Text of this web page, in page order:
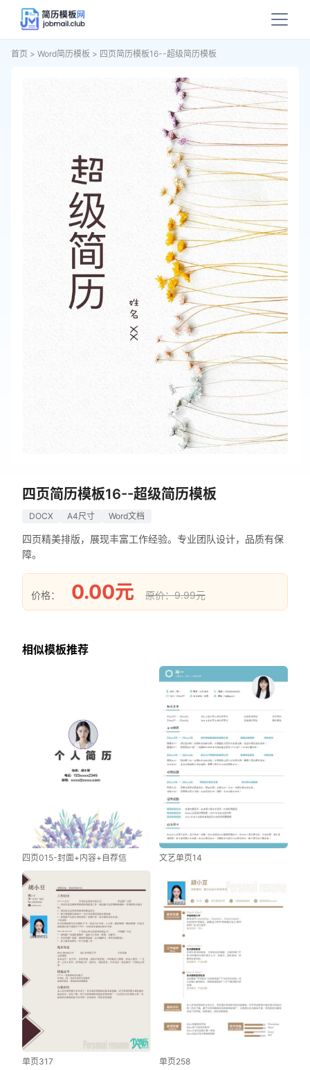
首页 > Word简历模板 > 四页简历模板16--超级简历模板
四页简历模板16--超级简历模板
DOCX A4尺寸 Word文档
四页精美排版，展现丰富工作经验。专业团队设计，品质有保
障。
价格： 0.00元 原价：9.99元
相似模板推荐
四页015-封面+内容+自荐信 文艺单页14
单页317 单页258